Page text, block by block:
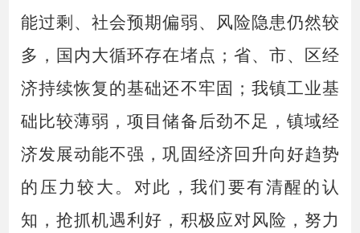
能过剩、社会预期偏弱、风险隐患仍然较
多，国内大循环存在堵点； 省、市、区经
济持续恢复的基础还不牢固； 我镇工业基
础比较薄弱，项目储备后劲不足， 镇域经
济发展动能不强，巩固经济回升向好趋势
的压力较大。对此，我们要有清醒的认
知，抢抓机遇利好，积极应对风险，努力